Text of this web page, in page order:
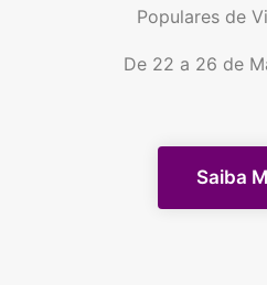
Populares de
De 22 a 26 de
Saiba